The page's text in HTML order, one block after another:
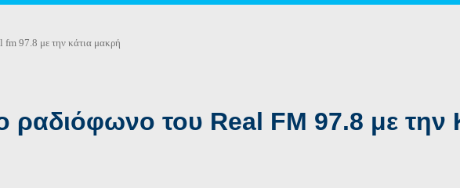
fm 97.8 με την κάτια μακρή
του Real FM 97.8 με την